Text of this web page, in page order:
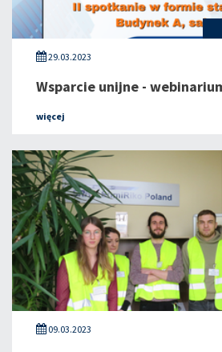
29.03.2023
Wsparcie unijne -
więcej
09.03.2023